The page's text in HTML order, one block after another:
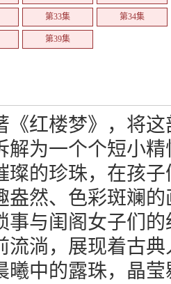
第33集 第34集
第39集
《红楼梦》，将
解为一个个短小
璨的珍珠，在孩
盎然、色彩斑斓
事与闺阁女子们
流淌，展现着古
曦中的露珠，晶